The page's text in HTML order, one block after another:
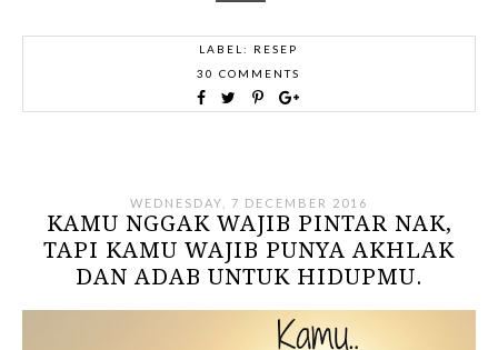
LABEL: RESEP
30 COMMENTS
WEDNESDAY, 7 DECEMBER 2016
KAMU NGGAK WAJIB PINTAR NAK,
TAPI KAMU WAJIB PUNYA AKHLAK
DAN ADAB UNTUK HIDUPMU.